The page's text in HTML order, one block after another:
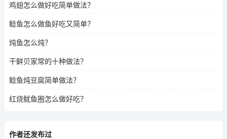
鸡翅怎么做好吃简单做法？
鲶鱼怎么做鱼好吃又简单？
炖鱼怎么炖？
干鲜贝家常的十种做法？
鲶鱼炖豆腐简单做法？
红烧鱿鱼圈怎么做好吃？
作者还发布过